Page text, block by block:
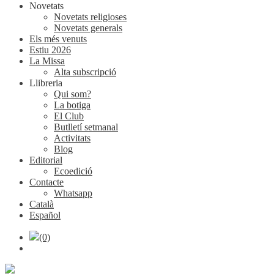
Novetats
Novetats religioses
Novetats generals
Els més venuts
Estiu 2026
La Missa
Alta subscripció
Llibreria
Qui som?
La botiga
El Club
Butlletí setmanal
Activitats
Blog
Editorial
Ecoedició
Contacte
Whatsapp
Català
Español
(0)